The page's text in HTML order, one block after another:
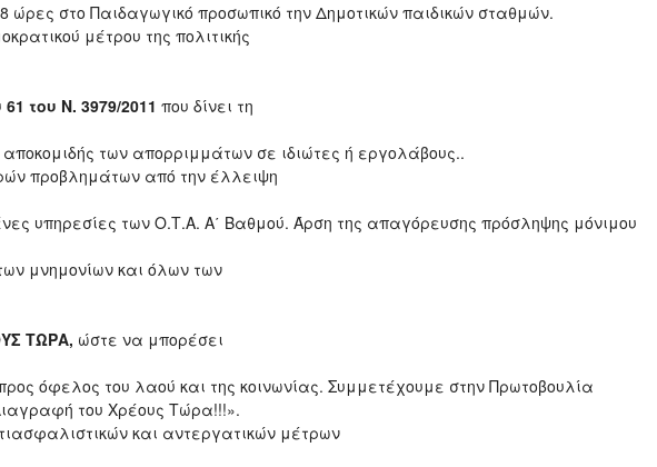
ώρες στο Παιδαγωγικό προσωπικό την Δημοτικών παιδικών σταθμών.
μέτρου της πολιτικής
του Ν. 3979/2011 που δίνει τη
των απορριμμάτων σε ιδιώτες ή εργολάβους..
προβλημάτων από την έλλειψη
υπηρεσίες των Ο.Τ.Α. Α΄ Βαθμού. Άρση της απαγόρευσης πρόσληψης μόνιμου
μνημονίων και όλων των
ΤΩΡΑ, ώστε να μπορέσει
όφελος του λαού και της κοινωνίας. Συμμετέχουμε στην Πρωτοβουλία
του Χρέους Τώρα!!!».
και αντεργατικών μέτρων